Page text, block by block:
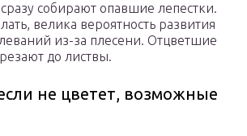
собирают опавшие лепестки.
велика вероятность развития
из-за плесени. Отцветшие
до листвы.
не цветет, возможные